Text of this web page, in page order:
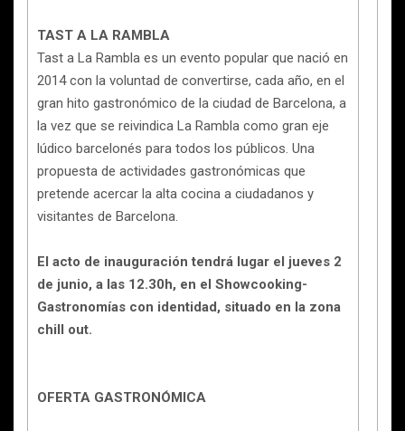
TAST A LA RAMBLA
Tast a La Rambla es un evento popular que nació en
2014 con la voluntad de convertirse, cada año, en el
gran hito gastronómico de la ciudad de Barcelona, a
la vez que se reivindica La Rambla como gran eje
lúdico barcelonés para todos los públicos. Una
propuesta de actividades gastronómicas que
pretende acercar la alta cocina a ciudadanos y
visitantes de Barcelona.
El acto de inauguración tendrá lugar el jueves 2
de junio, a las 12.30h, en el Showcooking-
Gastronomías con identidad, situado en la zona
chill out.
OFERTA GASTRONÓMICA